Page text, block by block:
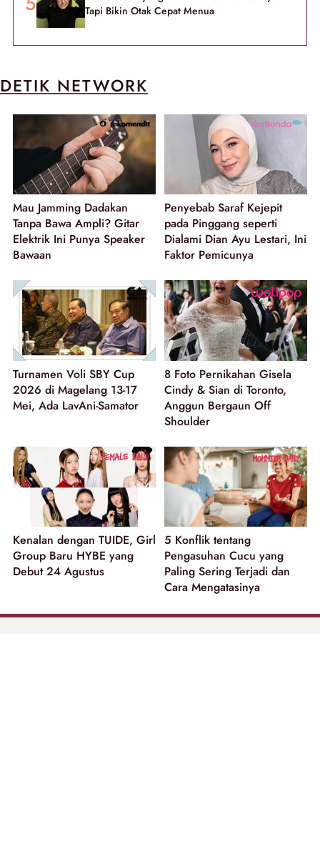
Tapi Bikin Otak Cepat Menua
DETIK NETWORK
Mau Jamming Dadakan
Tanpa Bawa Ampli? Gitar
Elektrik Ini Punya Speaker
Bawaan
Penyebab Saraf Kejepit
pada Pinggang seperti
Dialami Dian Ayu Lestari, Ini
Faktor Pemicunya
Turnamen Voli SBY Cup
2026 di Magelang 13-17
Mei, Ada LavAni-Samator
8 Foto Pernikahan Gisela
Cindy & Sian di Toronto,
Anggun Bergaun Off
Shoulder
Kenalan dengan TUIDE, Girl
Group Baru HYBE yang
Debut 24 Agustus
5 Konflik tentang
Pengasuhan Cucu yang
Paling Sering Terjadi dan
Cara Mengatasinya